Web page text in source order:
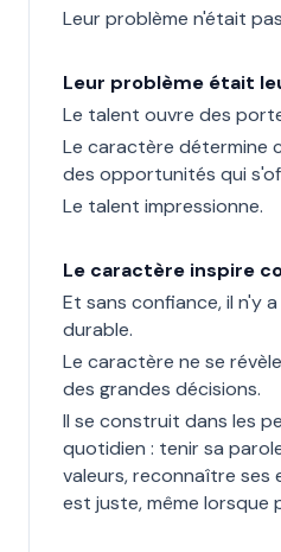
Leur problème n'était
Leur problème était
Le talent ouvre des
Le caractère détermine
des opportunités qui
Le talent impressionne.
Le caractère inspire
Et sans confiance, il n'y
durable.
Le caractère ne se
des grandes décisions.
Il se construit dans les
quotidien : tenir sa
valeurs, reconnaître ses
est juste, même lorsque